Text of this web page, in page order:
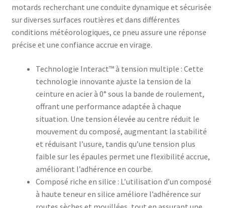
motards recherchant une conduite dynamique et sécurisée
sur diverses surfaces routières et dans différentes
conditions météorologiques, ce pneu assure une réponse
précise et une confiance accrue en virage.​
Technologie Interact™ à tension multiple : Cette
technologie innovante ajuste la tension de la
ceinture en acier à 0° sous la bande de roulement,
offrant une performance adaptée à chaque
situation. Une tension élevée au centre réduit le
mouvement du composé, augmentant la stabilité
et réduisant l’usure, tandis qu’une tension plus
faible sur les épaules permet une flexibilité accrue,
améliorant l’adhérence en courbe.
Composé riche en silice : L’utilisation d’un composé
à haute teneur en silice améliore l’adhérence sur